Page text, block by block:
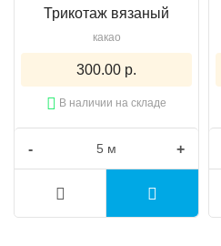
Трикотаж вязаный
какао
300.00 р.
В наличии на складе
- +